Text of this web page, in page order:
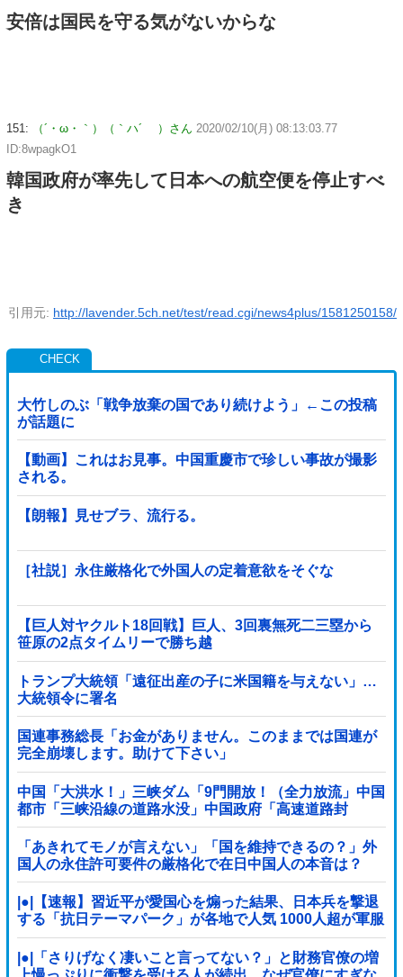
安倍は国民を守る気がないからな
151: （´・ω・｀）（｀ハ´ ）さん 2020/02/10(月) 08:13:03.77
ID:8wpagkO1
韓国政府が率先して日本への航空便を停止すべ
き
引用元: http://lavender.5ch.net/test/read.cgi/news4plus/1581250158/
大竹しのぶ「戦争放棄の国であり続けよう」←この投稿
が話題に
【動画】これはお見事。中国重慶市で珍しい事故が撮影
される。
【朗報】見せブラ、流行る。
［社説］永住厳格化で外国人の定着意欲をそぐな
【巨人対ヤクルト18回戦】巨人、3回裏無死二三塁から
笹原の2点タイムリーで勝ち越
し！！！！！！！！！！！！！他
トランプ大統領「遠征出産の子に米国籍を与えない」…
大統領令に署名
国連事務総長「お金がありません。このままでは国連が
完全崩壊します。助けて下さい」
中国「大洪水！」三峡ダム「9門開放！（全力放流」中国
都市「三峡沿線の道路水没」中国政府「高速道路封
鎖！」中国ダム「緊急放流に合わせて開門（土砂崩れ発
生」→
「あきれてモノが言えない」「国を維持できるの？」外
国人の永住許可要件の厳格化で在日中国人の本音は？
|●|【速報】習近平が愛国心を煽った結果、日本兵を撃退
する「抗日テーマパーク」が各地で人気 1000人超が軍服
姿で一斉突撃！
|●|「さりげなく凄いこと言ってない？」と財務官僚の増